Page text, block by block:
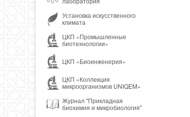
Установка искусственного
климата
ЦКП «Промышленные
биотехнологии»
ЦКП «Биоинженерия»
ЦКП «Коллекция
микроорганизмов UNIQEM»
Журнал "Прикладная
биохимия и микробиология"